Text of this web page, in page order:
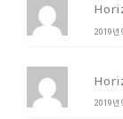
2019년
2019년